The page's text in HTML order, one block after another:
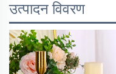
उत्पादन विवरण